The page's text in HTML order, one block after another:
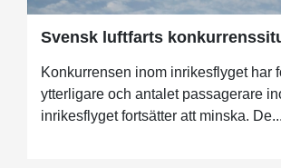
Svensk luftfarts
Konkurrensen inom inrikesflyget har
ytterligare och antalet passagerare
inrikesflyget fortsätter att minska. De...